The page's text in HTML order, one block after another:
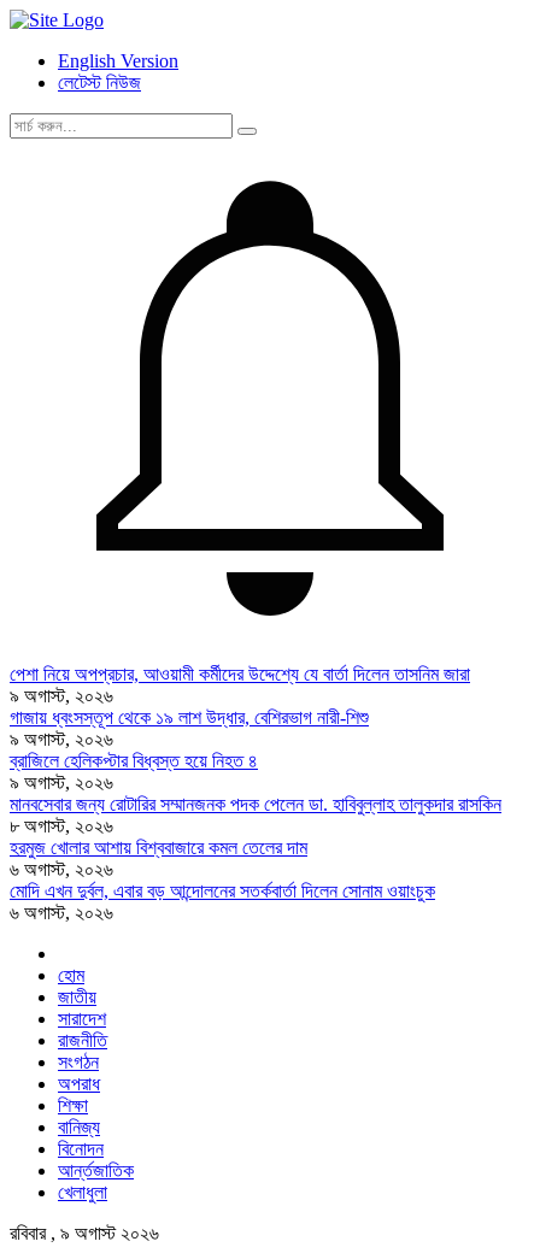
English Version
লেটেস্ট নিউজ
পেশা নিয়ে অপপ্রচার, আওয়ামী কর্মীদের উদ্দেশ্যে যে বার্তা দিলেন তাসনিম জারা
৯ অগাস্ট, ২০২৬
গাজায় ধ্বংসস্তূপ থেকে ১৯ লাশ উদ্ধার, বেশিরভাগ নারী-শিশু
৯ অগাস্ট, ২০২৬
ব্রাজিলে হেলিকপ্টার বিধ্বস্ত হয়ে নিহত ৪
৯ অগাস্ট, ২০২৬
মানবসেবার জন্য রোটারির সম্মানজনক পদক পেলেন ডা. হাবিবুল্লাহ তালুকদার রাসকিন
৮ অগাস্ট, ২০২৬
হরমুজ খোলার আশায় বিশ্ববাজারে কমল তেলের দাম
৬ অগাস্ট, ২০২৬
মোদি এখন দুর্বল, এবার বড় আন্দোলনের সতর্কবার্তা দিলেন সোনাম ওয়াংচুক
৬ অগাস্ট, ২০২৬
হোম
জাতীয়
সারাদেশ
রাজনীতি
সংগঠন
অপরাধ
শিক্ষা
বানিজ্য
বিনোদন
আর্ন্তজাতিক
খেলাধুলা
রবিবার , ৯ অগাস্ট ২০২৬